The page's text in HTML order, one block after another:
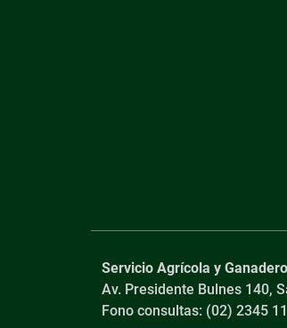
Servicio Agrícola y Ganadero
Av. Presidente Bulnes 140,
Fono consultas: (02) 2345